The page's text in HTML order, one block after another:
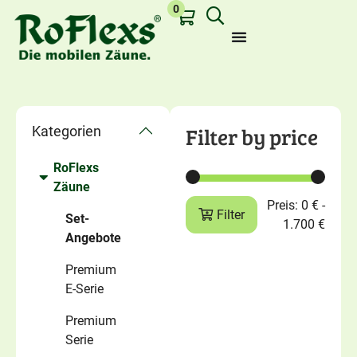
0
Last viewed:
Kategorien
RoFlexs
Zäune
Set-
Angebote
Premium
E-Serie
Premium
Serie
Filter by price
Filter
Preis: 0 € -
1.700 €